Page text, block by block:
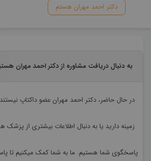
دکتر احمد مهران هستم
به دنبال دریافت مشاوره از دکتر احمد مهران
در حال حاضر،دکتر احمد مهرانعضو داکتاپ
زمینه دارید یا به دنبال اطلاعات بیشتری از پزشک
پاسخگوی شما هستیم. ما به شما کمک میکنیم تا